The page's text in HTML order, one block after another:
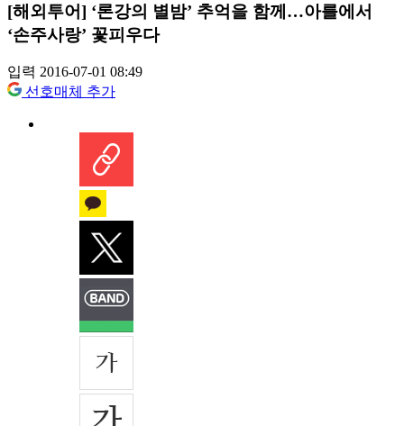
[해외투어] ‘론강의 별밤’ 추억을 함께…아를에서
‘손주사랑’ 꽃피우다
입력 2016-07-01 08:49
선호매체 추가